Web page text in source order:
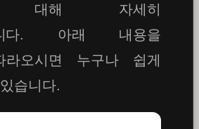
대해 자세히
니다. 아래 내용을
라오시면 누구나 쉽게
습니다.